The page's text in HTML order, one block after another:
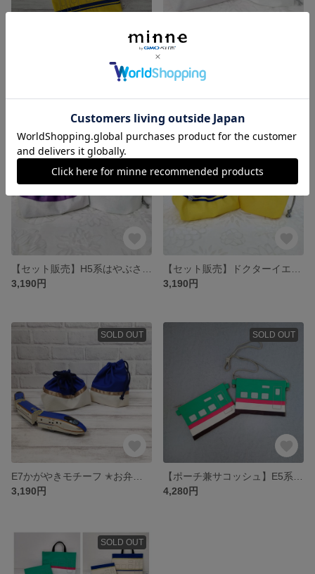
3,190円
3,190円
3,190円
SOLD OUT
3,190円
SOLD OUT
4,280円
SOLD OUT